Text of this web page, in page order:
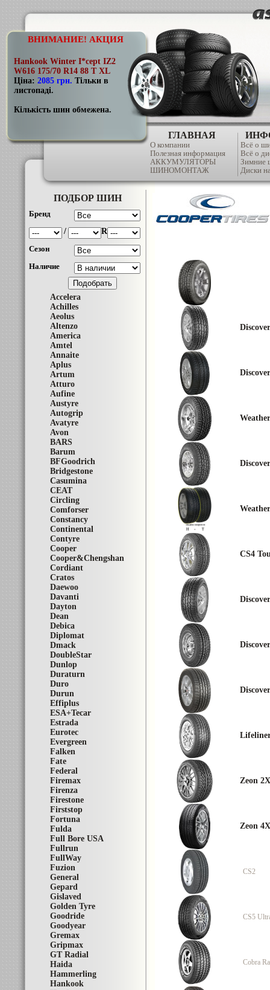
ВНИМАНИЕ! АКЦИЯ
Hankook Winter I*cept IZ2
W616 175/70 R14 88 T XL
Ціна: 2085 грн. Тільки в
листопаді.
Кількість шин обмежена.
ГЛАВНАЯ
О компании
Полезная информация
АККУМУЛЯТОРЫ
ШИНОМОНТАЖ
Всё о
Всё о
Зимние
Диски
ПОДБОР ШИН
Бренд
/
R
Сезон
Наличие
Accelera
Achilles
Aeolus
Altenzo
America
Amtel
Annaite
Aplus
Artum
Atturo
Aufine
Austyre
Autogrip
Avatyre
Avon
BARS
Barum
BFGoodrich
Bridgestone
Casumina
CEAT
Circling
Comforser
Constancy
Continental
Contyre
Cooper
Cooper&Chengshan
Cordiant
Cratos
Daewoo
Davanti
Dayton
Dean
Debica
Diplomat
Dmack
DoubleStar
Dunlop
Duraturn
Duro
Durun
Effiplus
ESA+Tecar
Estrada
Eurotec
Evergreen
Falken
Fate
Federal
Firemax
Firenza
Firestone
Firststop
Fortuna
Fulda
Full Bore USA
Fullrun
FullWay
Fuzion
General
Gepard
Gislaved
Golden Tyre
Goodride
Goodyear
Gremax
Gripmax
GT Radial
Haida
Hammerling
Hankook
CS4
Zeon
Zeon
CS2
CS5
Cobra